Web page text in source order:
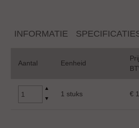
INFORMATIE
Aantal Eenheid
▲
▼
1 stuks €